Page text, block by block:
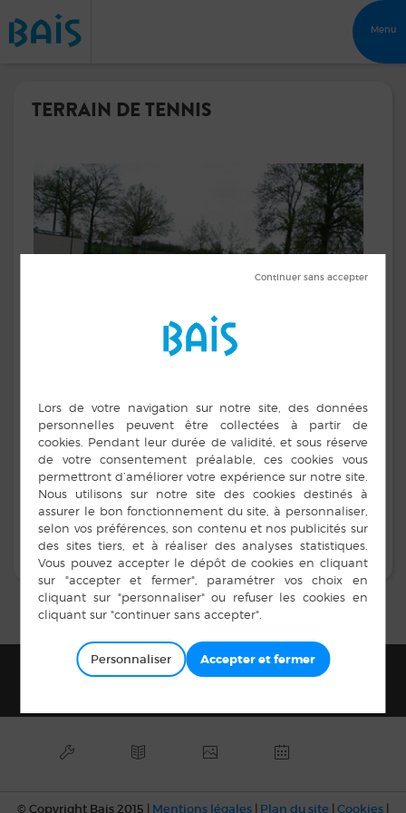
Menu
TERRAIN DE TENNIS
Au niveau du complexe sportif (rue du Trésor) un
terrain de tennis extérieur est libre d’accès pour tous. Il
est juste demandé aux personnes qui utilisent ce court
d’avoir des chaussures appropriées (pas de crampons)…
© Copyright Bais 2015 | Mentions légales | Plan du site | Cookies |
Personnaliser